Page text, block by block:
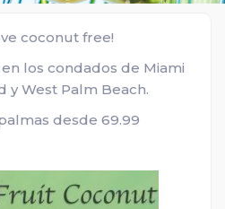
coconut free!
los condados de Miami
y West Palm Beach.
desde 69.99